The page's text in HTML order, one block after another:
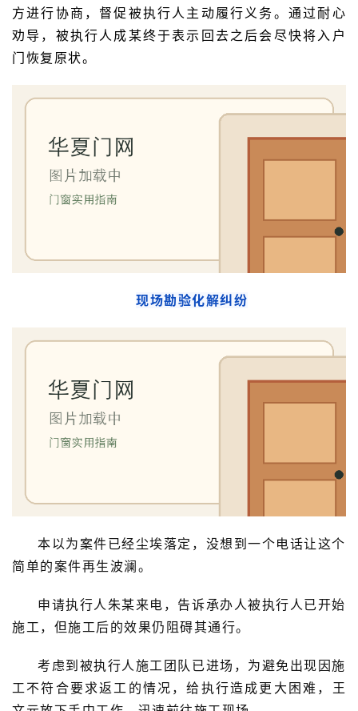
门
室
方进行协商，督促被执行人主动履行义务。通过耐心
劝导，被执行人成某终于表示回去之后会尽快将入户
门恢复原状。
现场勘验化解纠纷
本以为案件已经尘埃落定，没想到一个电话让这个
简单的案件再生波澜。
申请执行人朱某来电，告诉承办人被执行人已开始
施工，但施工后的效果仍阻碍其通行。
考虑到被执行人施工团队已进场，为避免出现因施
工不符合要求返工的情况，给执行造成更大困难，王